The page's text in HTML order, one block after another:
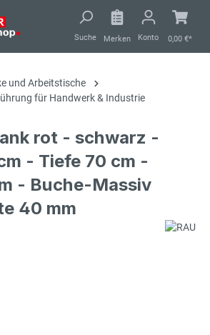
Suche Merken Konto 0,00 €*
und Arbeitstische
für Handwerk & Industrie
rot - schwarz -
- Tiefe 70 cm -
- Buche-Massiv
40 mm